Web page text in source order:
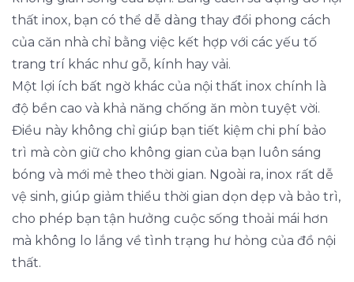
thất inox, bạn có thể dễ dàng thay đổi phong cách
của căn nhà chỉ bằng việc kết hợp với các yếu tố
trang trí khác như gỗ, kính hay vải.
Một lợi ích bất ngờ khác của nội thất inox chính là
độ bền cao và khả năng chống ăn mòn tuyệt vời.
Điều này không chỉ giúp bạn tiết kiệm chi phí bảo
trì mà còn giữ cho không gian của bạn luôn sáng
bóng và mới mẻ theo thời gian. Ngoài ra, inox rất dễ
vệ sinh, giúp giảm thiểu thời gian dọn dẹp và bảo trì,
cho phép bạn tận hưởng cuộc sống thoải mái hơn
mà không lo lắng về tình trạng hư hỏng của đồ nội
thất.